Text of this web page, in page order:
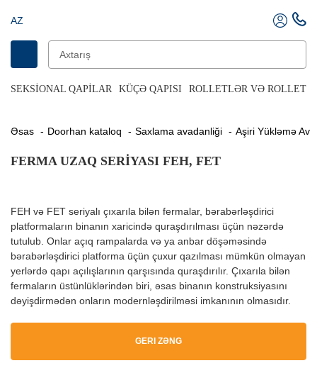
AZ
SEKSIONAL QAPILAR KÜÇƏ QAPISI ROLLETLƏR VƏ ROLLET
Əsas Doorhan kataloq Saxlama avadanliği Aşiri Yükləmə
FERMA UZAQ SERIYASI FEH, FET
FEH və FET seriyalı çıxarıla bilən fermalar, bərabərləşdirici
platformaların binanın xaricində quraşdırılması üçün nəzərdə
tutulub. Onlar açıq rampalarda və ya anbar döşəməsində
bərabərləşdirici platforma üçün çuxur qazılması mümkün olmayan
yerlərdə qapı açılışlarının qarşısında quraşdırılır. Çıxarıla bilən
fermaların üstünlüklərindən biri, əsas binanın konstruksiyasını
dəyişdirmədən onların modernləşdirilməsi imkanının olmasıdır.
GERI ZƏNG